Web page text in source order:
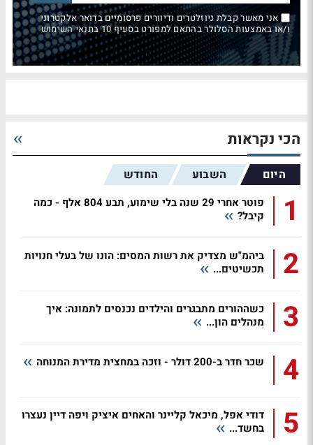
אני מאשר קבלת ניוזלטרים ודיוורים פרסומיים בדואר אלקטרוני
ו/או באמצעות הסלולר בהתאם למפורט בסעיף 10 בתנאי השימוש
הכי נקראות
היום השבוע החודש
1
פוטר אחרי 29 שנה בלי שימוע, תבע 804 אלף - כמה
קיבל?
2
ביהמ"ש מצדיק את רשות המסים: הונו של בעלי חנויות
תכשיטים...
3
כשההורים מתבגרים והילדים נכנסים לתמונה: איך
מנהלים הון...
4 שכר חדר ב-200 דולר - וזכה במחצית מדירת המנוחה
5
דודי אפל, מיכאל קליינר והאחים איציק ויפה דיין נעצרו
בחשד...